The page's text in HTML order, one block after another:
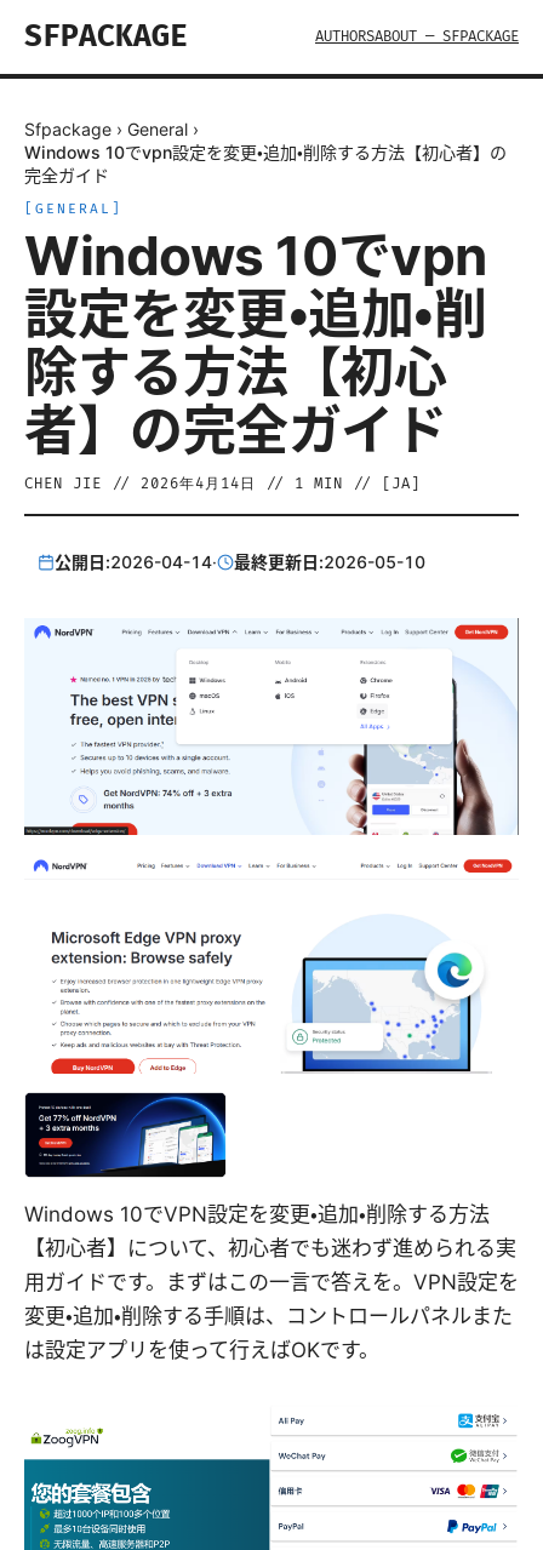
SFPACKAGE AUTHORSABOUT — SFPACKAGE
Sfpackage › General ›
Windows 10でvpn設定を変更・追加・削除する方法【初心者】の
完全ガイド
GENERAL
Windows 10でvpn
設定を変更・追加・削
除する方法【初心
者】の完全ガイド
CHEN JIE // 2026年4月14日 // 1 MIN // [ JA
公開日:2026-04-14· 最終更新日:2026-05-10
Windows 10でVPN設定を変更・追加・削除する方法
【初心者】について、初心者でも迷わず進められる実
用ガイドです。まずはこの一言で答えを。VPN設定を
変更・追加・削除する手順は、コントロールパネルまた
は設定アプリを使って行えばOKです。